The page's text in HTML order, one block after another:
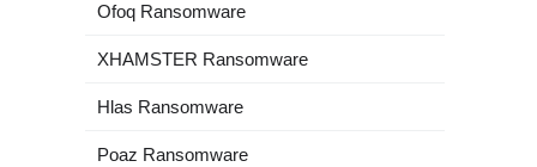
Ofoq Ransomware
XHAMSTER Ransomware
Hlas Ransomware
Poaz Ransomware